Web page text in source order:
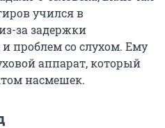
учился в
за задержки
проблем со слухом. Ему
аппарат, который
насмешек.